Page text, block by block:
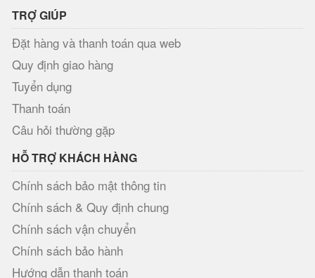
TRỢ GIÚP
Đặt hàng và thanh toán qua web
Quy định giao hàng
Tuyển dụng
Thanh toán
Câu hỏi thường gặp
HỖ TRỢ KHÁCH HÀNG
Chính sách bảo mật thông tin
Chính sách & Quy định chung
Chính sách vận chuyển
Chính sách bảo hành
Hướng dẫn thanh toán